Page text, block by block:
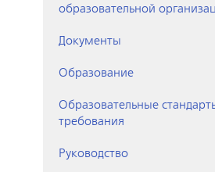
образовательной
Документы
Образование
Образовательные
требования
Руководство